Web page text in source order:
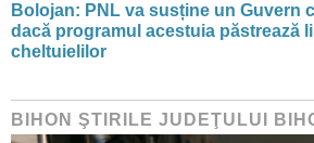
Bolojan: PNL va susține un Guvern
dacă programul acestuia păstrează
cheltuielilor
BIHON ŞTIRILE JUDEŢULUI